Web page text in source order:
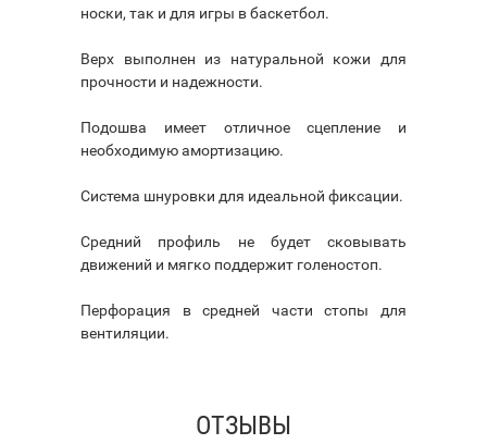
носки, так и для игры в баскетбол.
Верх выполнен из натуральной кожи для
прочности и надежности.
Подошва имеет отличное сцепление и
необходимую амортизацию.
Система шнуровки для идеальной фиксации.
Средний профиль не будет сковывать
движений и мягко поддержит голеностоп.
Перфорация в средней части стопы для
вентиляции.
ОТЗЫВЫ